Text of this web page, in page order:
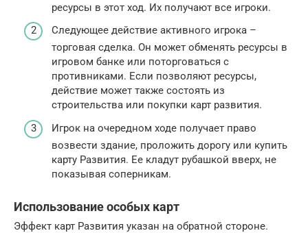
ресурсы в этот ход. Их получают все игроки.
Следующее действие активного игрока –
торговая сделка. Он может обменять ресурсы в
игровом банке или поторговаться с
противниками. Если позволяют ресурсы,
действие может также состоять из
строительства или покупки карт развития.
Игрок на очередном ходе получает право
возвести здание, проложить дорогу или купить
карту Развития. Ее кладут рубашкой вверх, не
показывая соперникам.
Использование особых карт
Эффект карт Развития указан на обратной стороне.